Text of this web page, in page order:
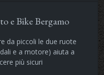
e Bike Bergamo
da piccoli le due ruote
e a motore) aiuta a
più sicuri